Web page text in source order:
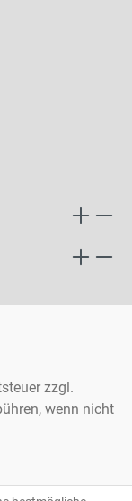
zzgl.
wenn nicht